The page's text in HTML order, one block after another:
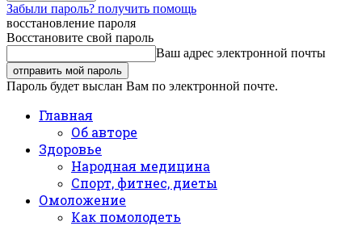
Забыли пароль? получить помощь
восстановление пароля
Восстановите свой пароль
Ваш адрес электронной почты
Пароль будет выслан Вам по электронной почте.
Главная
Об авторе
Здоровье
Народная медицина
Спорт, фитнес, диеты
Омоложение
Как помолодеть